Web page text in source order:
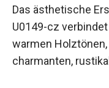
Das ästhetische
U0149-cz
warmen
charmanten,